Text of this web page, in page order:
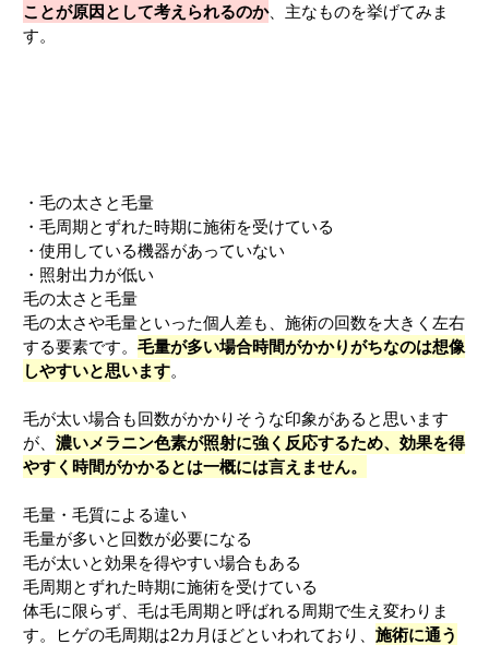
ことが原因として考えられるのか、主なものを挙げてみま
す。
・毛の太さと毛量
・毛周期とずれた時期に施術を受けている
・使用している機器があっていない
・照射出力が低い
毛の太さと毛量
毛の太さや毛量といった個人差も、施術の回数を大きく左右
する要素です。 毛量が多い場合時間がかかりがちなのは想像
しやすいと思います。
毛が太い場合も回数がかかりそうな印象があると思います
が、 濃いメラニン色素が照射に強く反応するため、効果を得
やすく時間がかかるとは一概には言えません。
毛量・毛質による違い
毛量が多いと回数が必要になる
毛が太いと効果を得やすい場合もある
毛周期とずれた時期に施術を受けている
体毛に限らず、毛は毛周期と呼ばれる周期で生え変わりま
す。ヒゲの毛周期は2カ月ほどといわれており、 施術に通う